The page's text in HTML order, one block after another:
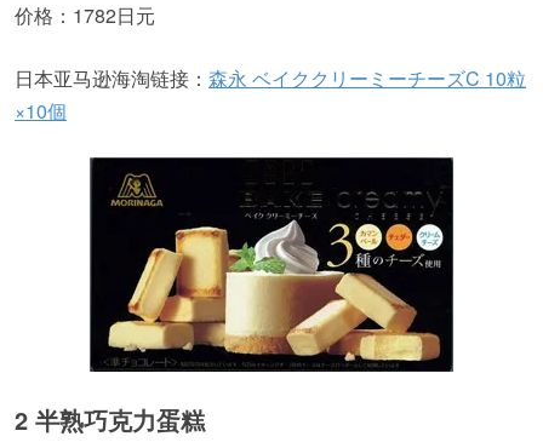
价格：1782日元
日本亚马逊海淘链接： 森永 ベイククリーミーチーズC 10粒
×10個
2 半熟巧克力蛋糕